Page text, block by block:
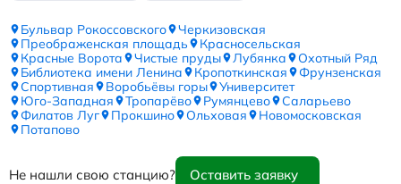
Бульвар Рокоссовского
Черкизовская
Преображенская площадь
Красносельская
Красные Ворота
Чистые пруды Лубянка
Охотный Ряд
Библиотека имени Ленина
Кропоткинская
Фрунзенская
Спортивная
Воробьёвы горы
Университет
Юго-Западная
Тропарёво Румянцево
Саларьево
Филатов Луг
Прокшино Ольховая
Новомосковская
Потапово
Не нашли свою станцию? Оставить заявку